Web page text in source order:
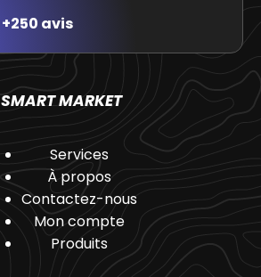
+250 avis
SMART MARKET
Services
À propos
Contactez-nous
Mon compte
Produits